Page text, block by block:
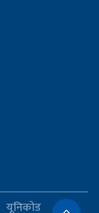
यूनिकोड